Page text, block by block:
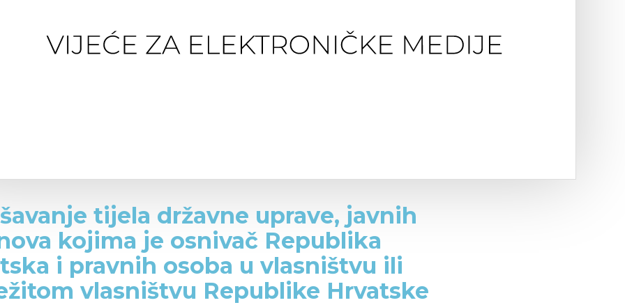
tijela državne uprave, javnih
kojima je osnivač Republika
i pravnih osoba u vlasništvu ili
vlasništvu Republike Hrvatske